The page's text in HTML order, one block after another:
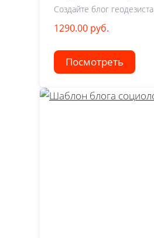
Создайте блог геодезиста
1290.00 руб.
Посмотреть